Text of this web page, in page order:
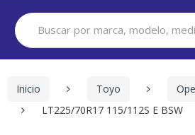
Search
for:
Inicio Toyo
LT225/70R17 115/112S E BSW